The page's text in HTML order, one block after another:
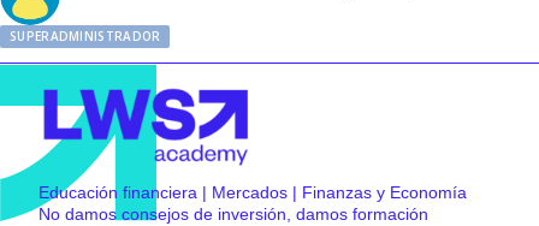
SUPERADMINISTRADOR
Educación financiera | Mercados | Finanzas y Economía
No damos consejos de inversión, damos formación